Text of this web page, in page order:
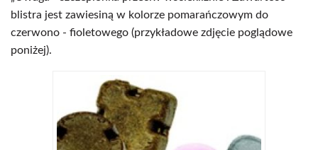
blistra jest zawiesiną w kolorze pomarańczowym do
czerwono - fioletowego (przykładowe zdjęcie poglądowe
poniżej).